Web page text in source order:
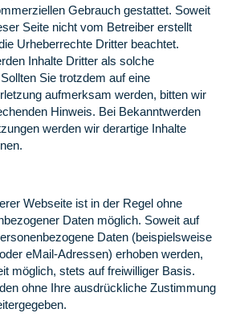
Gebrauch gestattet. Soweit
Seite nicht vom Betreiber erstellt
Urheberrechte Dritter beachtet.
Inhalte Dritter als solche
Sie trotzdem auf eine
aufmerksam werden, bitten wir
Hinweis. Bei Bekanntwerden
werden wir derartige Inhalte
Webseite ist in der Regel ohne
Daten möglich. Soweit auf
Daten (beispielsweise
eMail-Adressen) erhoben werden,
möglich, stets auf freiwilliger Basis.
ohne Ihre ausdrückliche Zustimmung